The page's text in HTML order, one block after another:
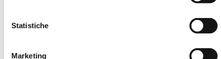
Statistiche
Marketing